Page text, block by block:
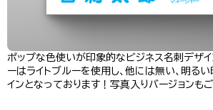
ポップな色使いが印象的なビジネス名刺デザイ
ーはライトブルーを使用し、他には無い、明る
インとなっております！写真入りバージョンも